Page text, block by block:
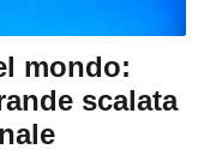
mondo:
scalata